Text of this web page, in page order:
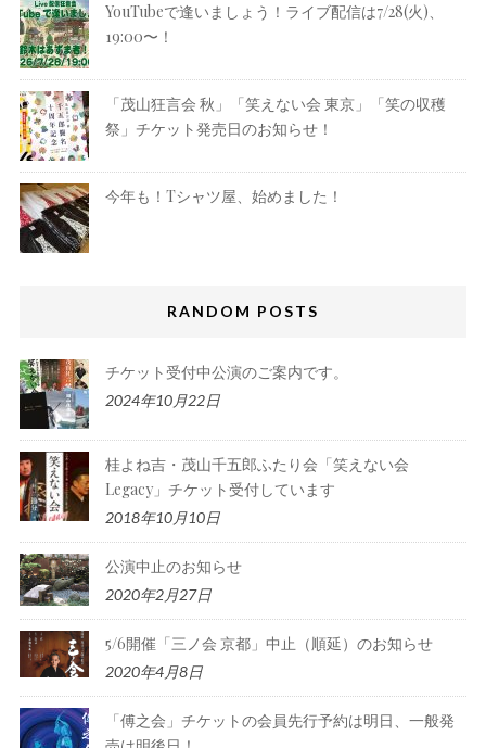
YouTubeで逢いましょう！ライブ配信は7/28(火)、
19:00〜！
「茂山狂言会 秋」「笑えない会 東京」「笑の収穫
祭」チケット発売日のお知らせ！
今年も！Tシャツ屋、始めました！
RANDOM POSTS
チケット受付中公演のご案内です。
2024年10月22日
桂よね吉・茂山千五郎ふたり会「笑えない会
Legacy」チケット受付しています
2018年10月10日
公演中止のお知らせ
2020年2月27日
5/6開催「三ノ会 京都」中止（順延）のお知らせ
2020年4月8日
「傅之会」チケットの会員先行予約は明日、一般発